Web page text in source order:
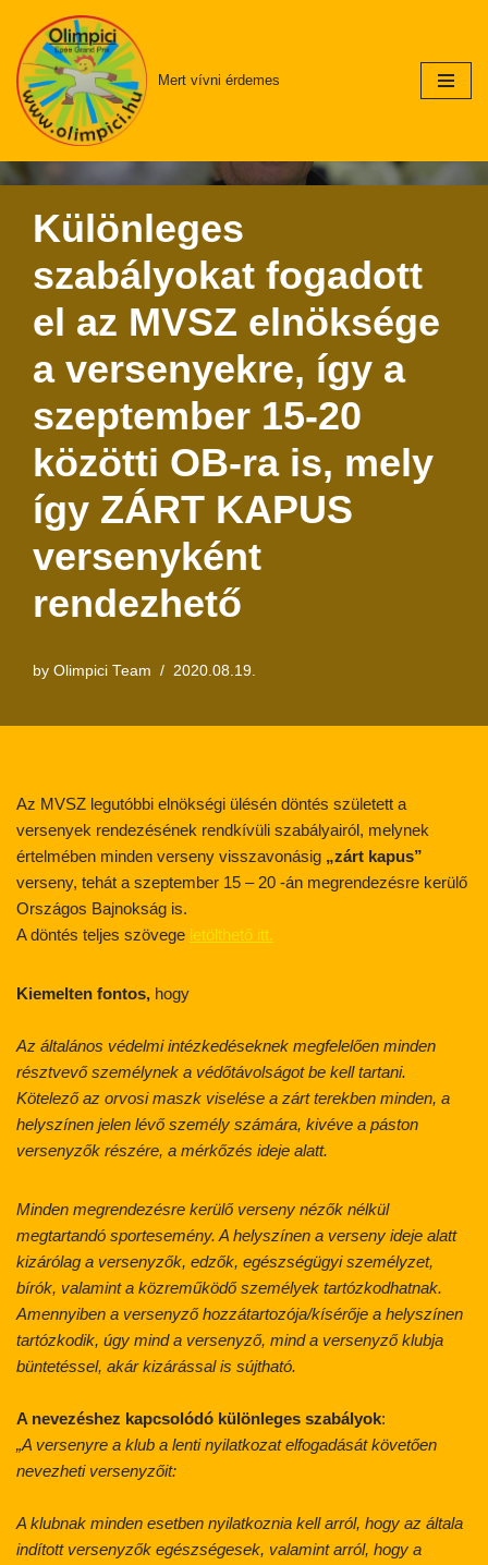
Skip
to
content
Mert vívni érdemes
Különleges
szabályokat fogadott
el az MVSZ elnöksége
a versenyekre, így a
szeptember 15-20
közötti OB-ra is, mely
így ZÁRT KAPUS
versenyként
rendezhető
by Olimpici Team 2020.08.19.
Az MVSZ legutóbbi elnökségi ülésén döntés született a
versenyek rendezésének rendkívüli szabályairól, melynek
értelmében minden verseny visszavonásig „zárt kapus”
verseny, tehát a szeptember 15 – 20 -án megrendezésre kerülő
Országos Bajnokság is.
A döntés teljes szövege letölthető itt.
Kiemelten fontos, hogy
Az általános védelmi intézkedéseknek megfelelően minden
résztvevő személynek a védőtávolságot be kell tartani.
Kötelező az orvosi maszk viselése a zárt terekben minden, a
helyszínen jelen lévő személy számára, kivéve a páston
versenyzők részére, a mérkőzés ideje alatt.
Minden megrendezésre kerülő verseny nézők nélkül
megtartandó sportesemény. A helyszínen a verseny ideje alatt
kizárólag a versenyzők, edzők, egészségügyi személyzet,
bírók, valamint a közreműködő személyek tartózkodhatnak.
Amennyiben a versenyző hozzátartozója/kísérője a helyszínen
tartózkodik, úgy mind a versenyző, mind a versenyző klubja
büntetéssel, akár kizárással is sújtható.
A nevezéshez kapcsolódó különleges szabályok:
„A versenyre a klub a lenti nyilatkozat elfogadását követően
nevezheti versenyzőit:
A klubnak minden esetben nyilatkoznia kell arról, hogy az általa
indított versenyzők egészségesek, valamint arról, hogy a